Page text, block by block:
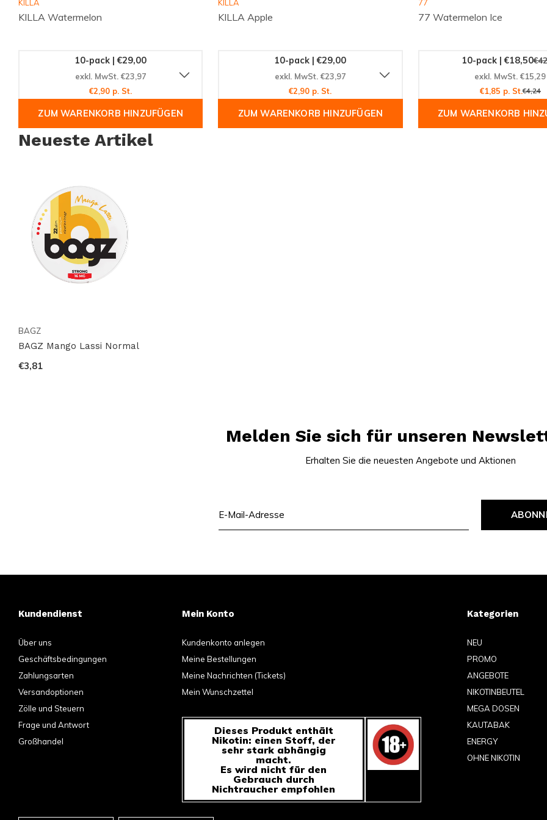
von Snussie.com. Tauchen Sie ein in die Welt der tropischen Aromen und erleben Sie
KILLA
KILLA Watermelon
10-pack | €29,00
exkl. MwSt. €23,97
€2,90 p. St.
ZUM WARENKORB HINZUFÜGEN
KILLA
KILLA Apple
10-pack | €29,00
exkl. MwSt. €23,97
€2,90 p. St.
ZUM WARENKORB HINZUFÜGEN
77
77 Watermelon Ice
10-pack | €18,50
exkl. MwSt. €15,29
€1,85 p. St.€4,24
ZUM WARENKORB
Neueste Artikel
BAGZ
BAGZ Mango Lassi Normal
€3,81
Melden Sie sich für unseren
Erhalten Sie die neuesten Angebote und Aktionen
Kundendienst
Über uns
Geschäftsbedingungen
Zahlungsarten
Versandoptionen
Zölle und Steuern
Frage und Antwort
Großhandel
Mein Konto
Kundenkonto anlegen
Meine Bestellungen
Meine Nachrichten (Tickets)
Mein Wunschzettel
Dieses Produkt enthält
Nikotin: einen Stoff, der
sehr stark abhängig
macht.
Es wird nicht für den
Gebrauch durch
Nichtraucher empfohlen
Kategorien
NEU
PROMO
ANGEBOTE
NIKOTINBEUTEL
MEGA DOSEN
KAUTABAK
ENERGY
OHNE NIKOTIN